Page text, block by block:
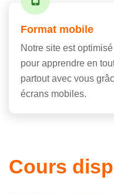
Format mobile
Notre site est
pour apprendre en
partout avec vous
écrans mobiles.
Cours